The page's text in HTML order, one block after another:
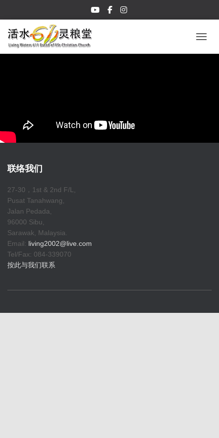
联络我们
27-30，1st & 2nd F/L,
Pusat Tanahwang,
Jalan Pedada,
96000 Sibu,
Sarawak, Malaysia.
Email: living2002@live.com
Tel/Fax: 084-339070
按此与我们联系